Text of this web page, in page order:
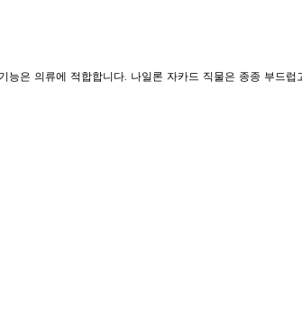
은 의류에 적합합니다. 나일론 자카드 직물은 종종 부드